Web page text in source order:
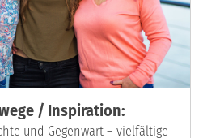
/ Inspiration:
und Gegenwart – vielfältige